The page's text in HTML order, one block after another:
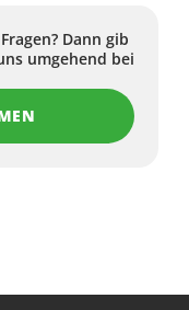
Dann gib
umgehend bei